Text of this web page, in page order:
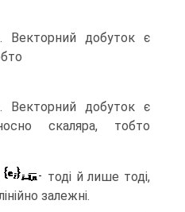
Векторний добуток є
Векторний добуток є
скаляра, тобто
тоді й лише тоді,
залежні.